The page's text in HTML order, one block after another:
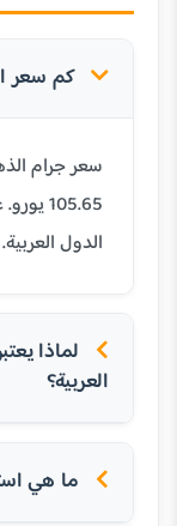
كم سعر الذهب
الدول العربية.
العربية؟
ما هي